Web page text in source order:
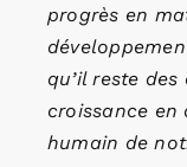
progrès en
qu’il reste
croissance en
humain de